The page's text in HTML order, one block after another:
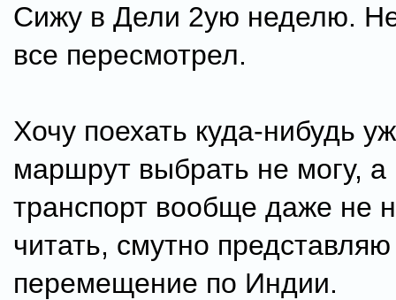
Сижу в Дели 2ую неделю.
все пересмотрел.
Хочу поехать куда-нибудь
маршрут выбрать не могу, а
транспорт вообще даже не
читать, смутно представляю
перемещение по Индии.